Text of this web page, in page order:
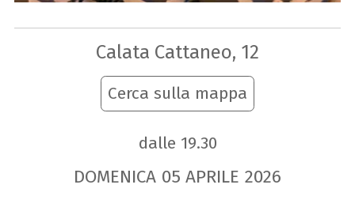
Calata Cattaneo, 12
Cerca sulla mappa
dalle 19.30
DOMENICA 05 APRILE 2026